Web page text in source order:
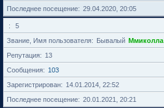
Последнее посещение
29.04.2020, 20:05
5
Звание, Имя пользователя
Бывалый Ммиколла
Репутация
13
Сообщения
103
Зарегистрирован
14.01.2014, 22:52
Последнее посещение
20.01.2021, 20:21